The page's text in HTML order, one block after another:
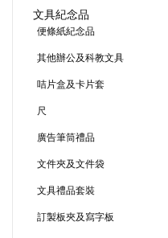
文具紀念品
便條紙紀念品
其他辦公及科教文具
咭片盒及卡片套
尺
廣告筆筒禮品
文件夾及文件袋
文具禮品套裝
訂製板夾及寫字板